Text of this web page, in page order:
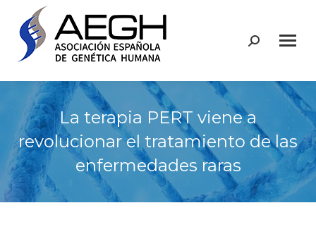
Buscar:
La terapia PERT viene a
revolucionar el tratamiento de las
enfermedades raras